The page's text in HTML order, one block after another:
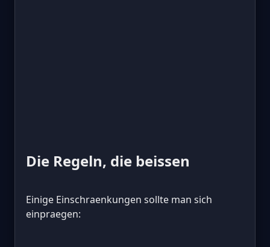
Die Regeln, die beissen
Einige Einschraenkungen sollte man sich
einpraegen: